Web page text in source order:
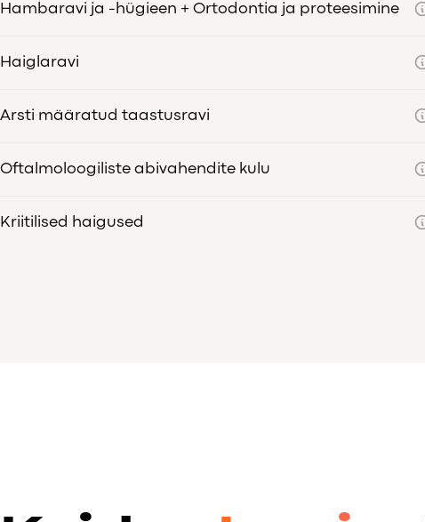
Hambaravi ja -hügieen + Ortodontia ja proteesimine
Haiglaravi
Arsti määratud taastusravi
Oftalmoloogiliste abivahendite kulu
Kriitilised haigused